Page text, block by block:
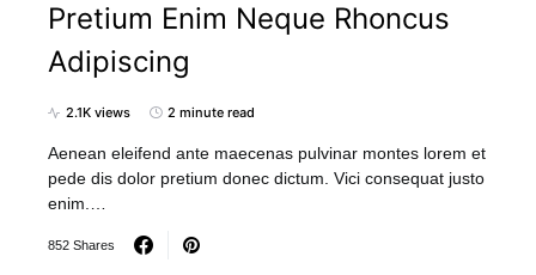
Pretium Enim Neque Rhoncus
Adipiscing
2.1K views 2 minute read
Aenean eleifend ante maecenas pulvinar montes lorem et
pede dis dolor pretium donec dictum. Vici consequat justo
enim.…
852 Shares